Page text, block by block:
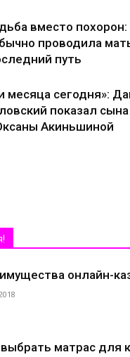
вместо
проводила
путь
месяца сегодня»:
показал сына
Акиньшиной
онлайн-
матрас для